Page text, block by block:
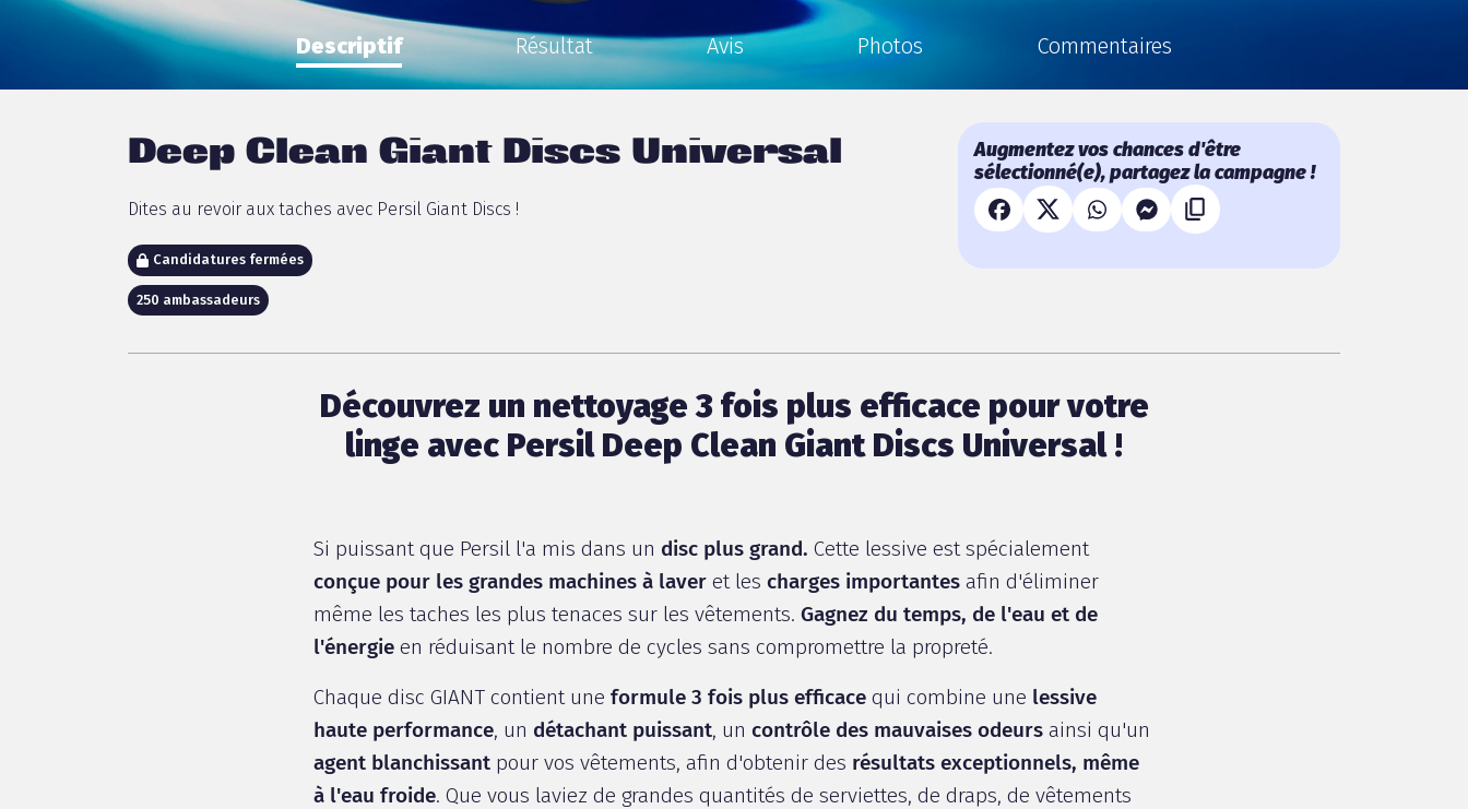
Descriptif Résultat Avis Photos Commentaires
Deep Clean Giant Discs Universal
Dites au revoir aux taches avec Persil Giant Discs !
Candidatures fermées
250 ambassadeurs
Augmentez vos chances d'être
sélectionné(e), partagez la campagne !
Découvrez un nettoyage 3 fois plus efficace pour votre
linge avec Persil Deep Clean Giant Discs Universal !
Si puissant que Persil l'a mis dans un disc plus grand. Cette lessive est spécialement
conçue pour les grandes machines à laver et les charges importantes afin d'éliminer
même les taches les plus tenaces sur les vêtements. Gagnez du temps, de l'eau et de
l'énergie en réduisant le nombre de cycles sans compromettre la propreté.
Chaque disc GIANT contient une formule 3 fois plus efficace qui combine une lessive
haute performance, un détachant puissant, un contrôle des mauvaises odeurs ainsi qu'un
agent blanchissant pour vos vêtements, afin d'obtenir des résultats exceptionnels, même
à l'eau froide. Que vous laviez de grandes quantités de serviettes, de draps, de vêtements